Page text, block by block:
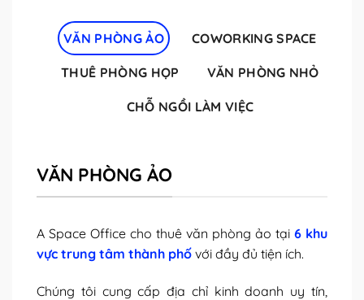
VĂN PHÒNG ẢO COWORKING SPACE
THUÊ PHÒNG HỌP VĂN PHÒNG NHỎ
CHỖ NGỒI LÀM VIỆC
VĂN PHÒNG ẢO
A Space Office cho thuê văn phòng ảo tại 6 khu
vực trung tâm thành phố với đầy đủ tiện ích.
Chúng tôi cung cấp địa chỉ kinh doanh uy tín,